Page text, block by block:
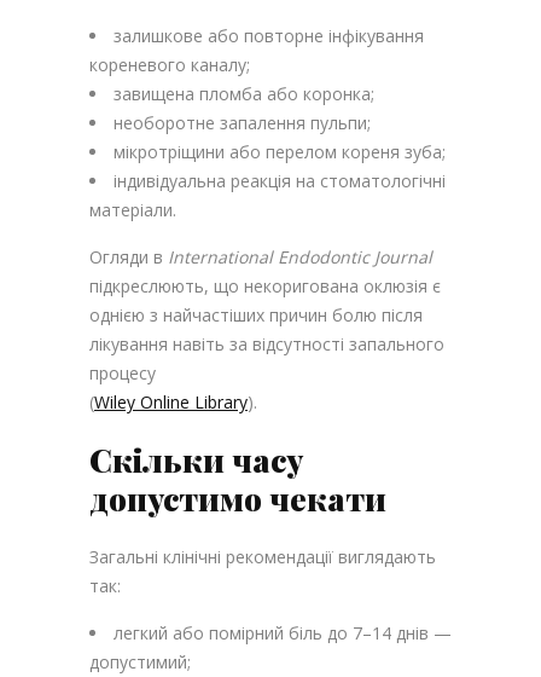
залишкове або повторне інфікування
кореневого каналу;
завищена пломба або коронка;
необоротне запалення пульпи;
мікротріщини або перелом кореня зуба;
індивідуальна реакція на стоматологічні
матеріали.
Огляди в International Endodontic Journal
підкреслюють, що некоригована оклюзія є
однією з найчастіших причин болю після
лікування навіть за відсутності запального
процесу
(Wiley Online Library).
Скільки часу
допустимо чекати
Загальні клінічні рекомендації виглядають
так:
легкий або помірний біль до 7–14 днів —
допустимий;